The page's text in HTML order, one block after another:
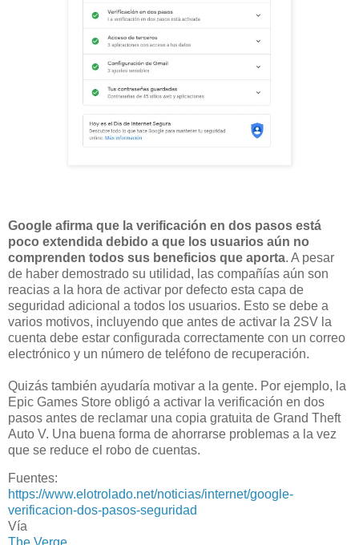
Google afirma que la verificación en dos pasos está
poco extendida debido a que los usuarios aún no
comprenden todos sus beneficios que aporta. A pesar
de haber demostrado su utilidad, las compañías aún son
reacias a la hora de activar por defecto esta capa de
seguridad adicional a todos los usuarios. Esto se debe a
varios motivos, incluyendo que antes de activar la 2SV la
cuenta debe estar configurada correctamente con un correo
electrónico y un número de teléfono de recuperación.
Quizás también ayudaría motivar a la gente. Por ejemplo, la
Epic Games Store obligó a activar la verificación en dos
pasos antes de reclamar una copia gratuita de Grand Theft
Auto V. Una buena forma de ahorrarse problemas a la vez
que se reduce el robo de cuentas.
Fuentes:
https://www.elotrolado.net/noticias/internet/google-
verificacion-dos-pasos-seguridad
Vía